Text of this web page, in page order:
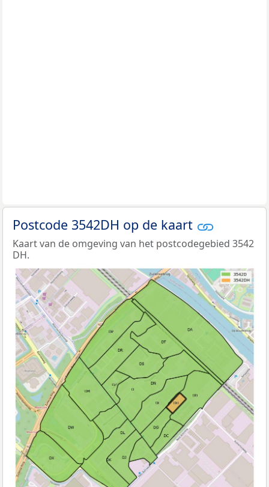
Postcode 3542DH op de kaart
Kaart van de omgeving van het postcodegebied 3542
DH.